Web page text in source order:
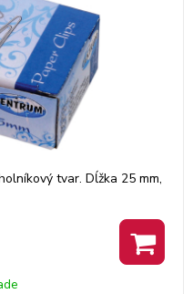
tvar. Dĺžka 25 mm,